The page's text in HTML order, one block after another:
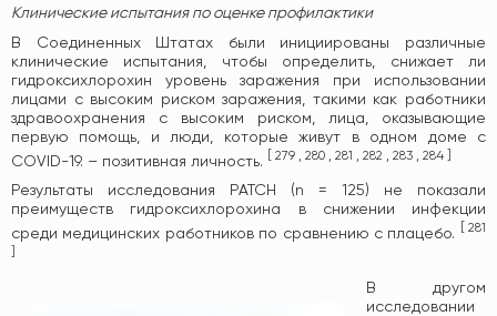
Клинические испытания по оценке профилактики
В Соединенных Штатах были инициированы различные
клинические испытания, чтобы определить, снижает ли
гидроксихлорохин уровень заражения при использовании
лицами с высоким риском заражения, такими как работники
здравоохранения с высоким риском, лица, оказывающие
первую помощь, и люди, которые живут в одном доме с
COVID-19. – позитивная личность.
279 , 280 , 281 , 282 , 283 , 284
Результаты исследования PATCH (n = 125) не показали
преимуществ гидроксихлорохина в снижении инфекции
среди медицинских работников по сравнению с плацебо.
[ 281
В другом
исследовании